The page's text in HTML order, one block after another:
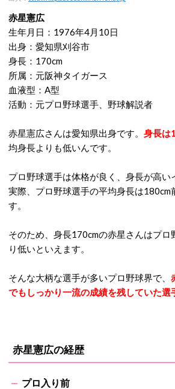
赤星憲広
生年月日：1976年4月10日
出身：愛知県刈谷市
身長：170cm
所属：元阪神タイガース
血液型：A型
活動：元プロ野球選手、野球解説者
赤星憲広さんは愛知県出身です。 身長は
均身長よりも低いんです。
プロ野球選手は体格が良く、身長が高い
実際、プロ野球選手の平均身長は
す。
そのため、身長170cmの赤星さんはプロ
り低いといえます。
そんな大柄な選手が多いプロ野球界で、
でもしっかり一流の成績を残していた選
赤星憲広の経歴
プロ入り前